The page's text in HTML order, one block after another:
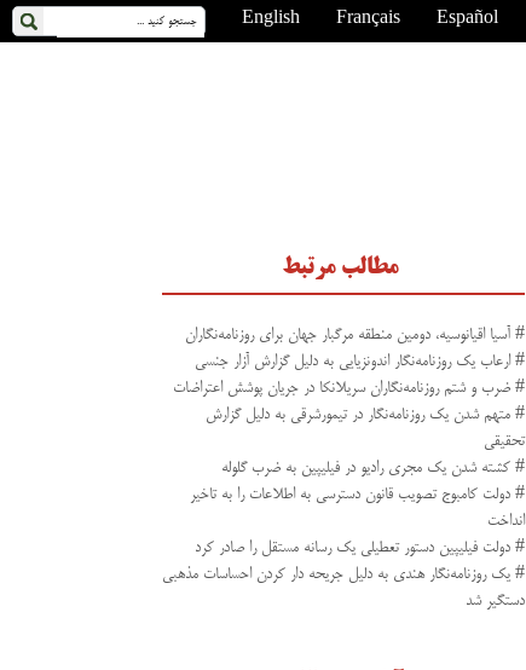
English Français Español
مطالب مرتبط
# آسیا اقیانوسیه، دومین منطقه مرگبار جهان برای روزنامه‌نگاران
# ارعاب یک روزنامه‌نگار اندونزیایی به دلیل گزارش آزار جنسی
# ضرب و شتم روزنامه‌نگاران سریلانکا در جریان پوشش اعتراضات
# متهم شدن یک روزنامه‌نگار در تیمورشرقی به دلیل گزارش
تحقیقی
# کشته شدن یک مجری رادیو در فیلیپین به ضرب گلوله
# دولت کامبوج تصویب قانون دسترسی به اطلاعات را به تاخیر
انداخت
# دولت فیلیپین دستور تعطیلی یک رسانه مستقل را صادر کرد
# یک روزنامه‌نگار هندی به دلیل جریحه دار کردن احساسات مذهبی
دستگیر شد